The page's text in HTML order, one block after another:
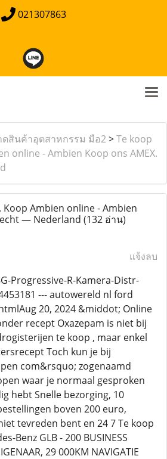
021307863
ดสินค้าอุตสาหกรรม มือ2>Te koop
online - Ambien Koop ons AMEX.
Koop Ambien online - Ambien
— Nederland (132 อ่าน)
แจ้งลบ
Progressive-R-Kamera-Distr-
--- autowereld nl ford
20, 2024 &middot; Online
recept Oxazepam is niet bij
te koop , maar enkel
Toch kun je bij
com&rsquo; zogenaamd
waar je normaal gesproken
hebt Snelle bezorging, 10
boven 200 euro,
tevreden bent en 24 7 Te koop
Benz GLB - 200 BUSINESS
29 000KM NAVIGATIE